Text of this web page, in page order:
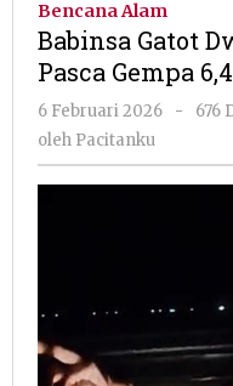
Bencana Alam
Babinsa Gatot
Pasca Gempa
6 Februari 2026
oleh
-
676
oleh Pacitanku